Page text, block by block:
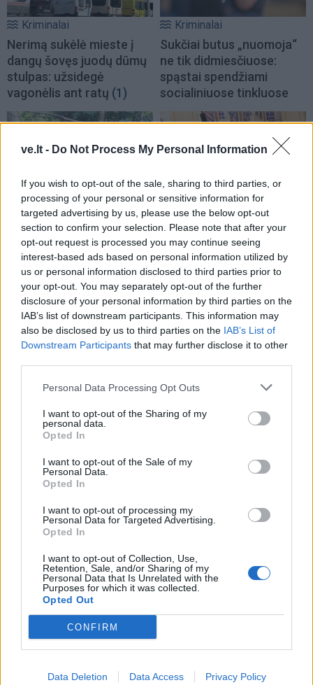
ve.lt - Do Not Process My Personal Information
If you wish to opt-out of the sale, sharing to third parties, or
processing of your personal or sensitive information for
targeted advertising by us, please use the below opt-out
section to confirm your selection. Please note that after your
opt-out request is processed you may continue seeing
interest-based ads based on personal information utilized by
us or personal information disclosed to third parties prior to
your opt-out. You may separately opt-out of the further
disclosure of your personal information by third parties on the
IAB’s list of downstream participants. This information may
also be disclosed by us to third parties on the IAB’s List of
Downstream Participants that may further disclose it to other
Personal Data Processing Opt Outs
I want to opt-out of the Sharing of my
personal data.
Opted In
I want to opt-out of the Sale of my
Personal Data.
Opted In
I want to opt-out of processing my
Personal Data for Targeted Advertising.
Opted In
I want to opt-out of Collection, Use,
Retention, Sale, and/or Sharing of my
Personal Data that Is Unrelated with the
Purposes for which it was collected.
Opted Out
CONFIRM
Data Deletion Data Access Privacy Policy
Kriminalai
Nerimą sukėlė mieste į
dangų šovęs juodų dūmų
stulpas: užsidegė
vagonėlis ant ratų (1)
Kriminalai
Sukčiai butus „nuomoja“
ne tik didmiesčiuose:
spąstai spendžiami
socialiniuose tinkluose
Kriminalai
Tuneliu į Lietuvą bandę
patekti migrantai užpuolė
VSAT pareigūnus (2)
Kriminalai
Prokurorai iš
eksparlamentarės
Petrauskienės „čekiukų“
byloje siekia priteisti 1,7
tūkst. eurų (2)
Dingo ne tik banko
kortelė: ištuštėjo ir banko
sąskaita
Brandaus amžiaus vyras
praeiviai pastebėjo per